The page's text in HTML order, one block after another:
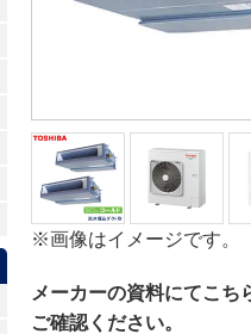
※画像はイメージです。
メーカーの資料にてこち
ご確認ください。